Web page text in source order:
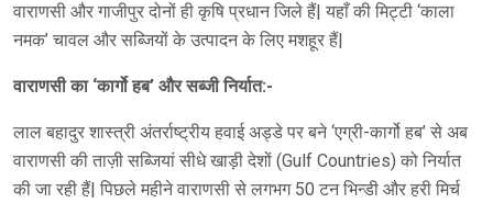
वाराणसी और गाजीपुर दोनों ही कृषि प्रधान जिले हैं| यहाँ की मिट्टी ‘काला
नमक’ चावल और सब्जियों के उत्पादन के लिए मशहूर हैं|
वाराणसी का ‘कार्गो हब’ और सब्जी निर्यात:-
लाल बहादुर शास्त्री अंतर्राष्ट्रीय हवाई अड्डे पर बने ‘एग्री-कार्गो हब’ से अब
वाराणसी की ताज़ी सब्जियां सीधे खाड़ी देशों (Gulf Countries) को निर्यात
की जा रही हैं| पिछले महीने वाराणसी से लगभग 50 टन भिन्डी और हरी मिर्च